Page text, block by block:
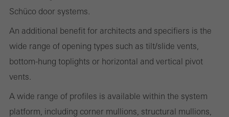
Schüco door systems.
An additional benefit for architects and specifiers is the
wide range of opening types such as tilt/slide vents,
bottom-hung toplights or horizontal and vertical pivot
vents.
A wide range of profiles is available within the system
platform, including corner mullions, structural mullions,
Cookies tecnicamente exigidos são necessários para que os sites
da Schüco possam funcionar sem problemas. Eles não podem
ser desativados. Sem esses cookies, certas partes de páginas da
web ou serviços desejados não podem ser disponibilizados.